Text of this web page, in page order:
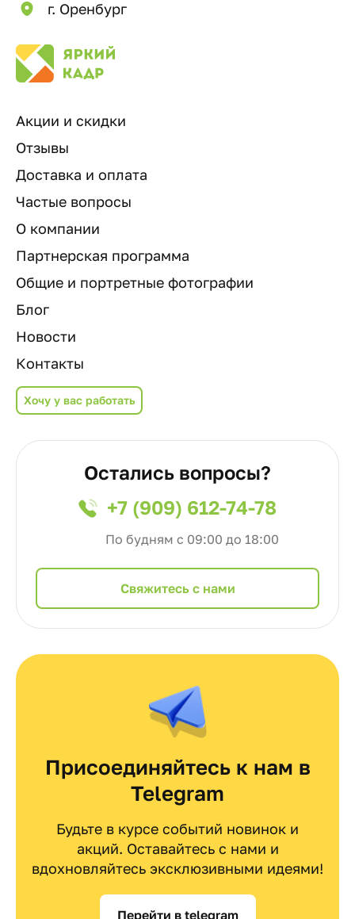
г. Оренбург
Акции и скидки
Отзывы
Доставка и оплата
Частые вопросы
О компании
Партнерская программа
Общие и портретные фотографии
Блог
Новости
Контакты
Хочу у вас работать
Остались вопросы?
+7 (909) 612-74-78
По будням с 09:00 до 18:00
Cвяжитесь с нами
Присоединяйтесь к нам в
Telegram
Будьте в курсе событий новинок и
акций. Оставайтесь с нами и
вдохновляйтесь эксклюзивными идеями!
Перейти в telegram